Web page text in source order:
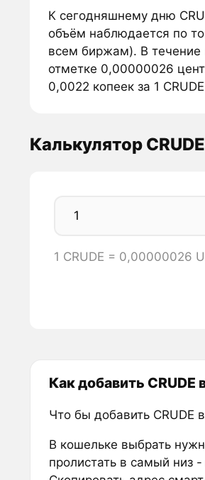
К сегодняшнему дню
объём наблюдается по
всем биржам). В течение
отметке 0,00000026
0,0022 копеек за 1
Калькулятор CRUDE
1 CRUDE = 0,00000026
Как добавить CRUDE
Что бы добавить CRUDE
В кошельке выбрать
пролистать в самый низ